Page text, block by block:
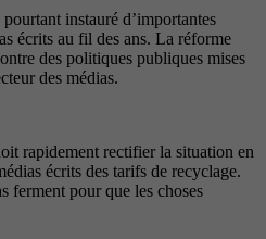
instauré d’importantes
écrits au fil des ans. La réforme
des politiques publiques mises
des médias.
rapidement rectifier la situation en
écrits des tarifs de recyclage.
ferment pour que les choses